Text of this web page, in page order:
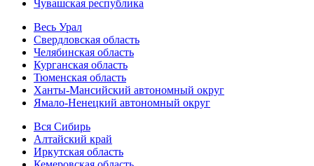
Чувашская республика
Весь Урал
Свердловская область
Челябинская область
Курганская область
Тюменская область
Ханты-Мансийский автономный округ
Ямало-Ненецкий автономный округ
Вся Сибирь
Алтайский край
Иркутская область